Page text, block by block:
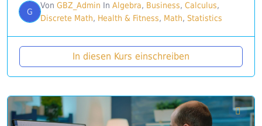
G
Von GBZ_Admin In Algebra, Business, Calculus,
Discrete Math, Health & Fitness, Math, Statistics
In diesen Kurs einschreiben